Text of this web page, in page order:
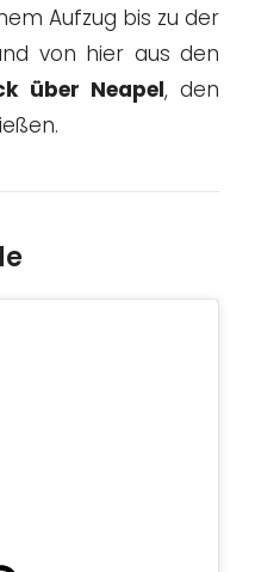
Aufzug bis zu der
von hier aus den
über Neapel, den